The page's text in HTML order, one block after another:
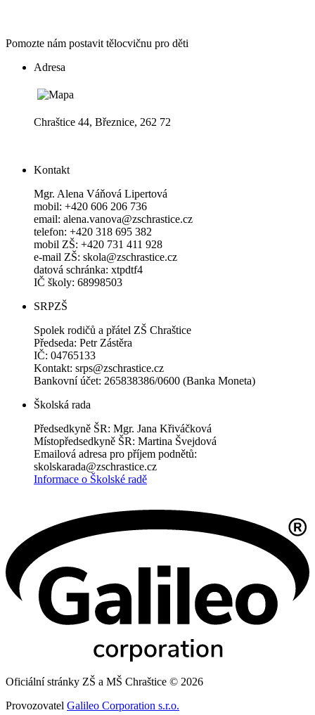
Pomozte nám postavit tělocvičnu pro děti
Adresa
Chraštice 44, Březnice, 262 72
Kontakt
Mgr. Alena Váňová Lipertová
mobil: +420 606 206 736
email: alena.vanova@zschrastice.cz
telefon: +420 318 695 382
mobil ZŠ: +420 731 411 928
e-mail ZŠ: skola@zschrastice.cz
datová schránka: xtpdtf4
IČ školy: 68998503
SRPZŠ
Spolek rodičů a přátel ZŠ Chraštice
Předseda: Petr Zástěra
IČ: 04765133
Kontakt: srps@zschrastice.cz
Bankovní účet: 265838386/0600 (Banka Moneta)
Školská rada
Předsedkyně ŠR: Mgr. Jana Křiváčková
Místopředsedkyně ŠR: Martina Švejdová
Emailová adresa pro příjem podnětů:
skolskarada@zschrastice.cz
Informace o Školské radě
Oficiální stránky ZŠ a MŠ Chraštice © 2026
Provozovatel Galileo Corporation s.r.o.